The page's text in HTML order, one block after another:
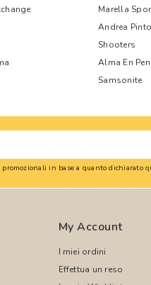
Marella
Andrea Pinto
Shooters
Alma En
Samsonite
in base a quanto dichiarato
My Account
I miei ordini
Effettua un reso